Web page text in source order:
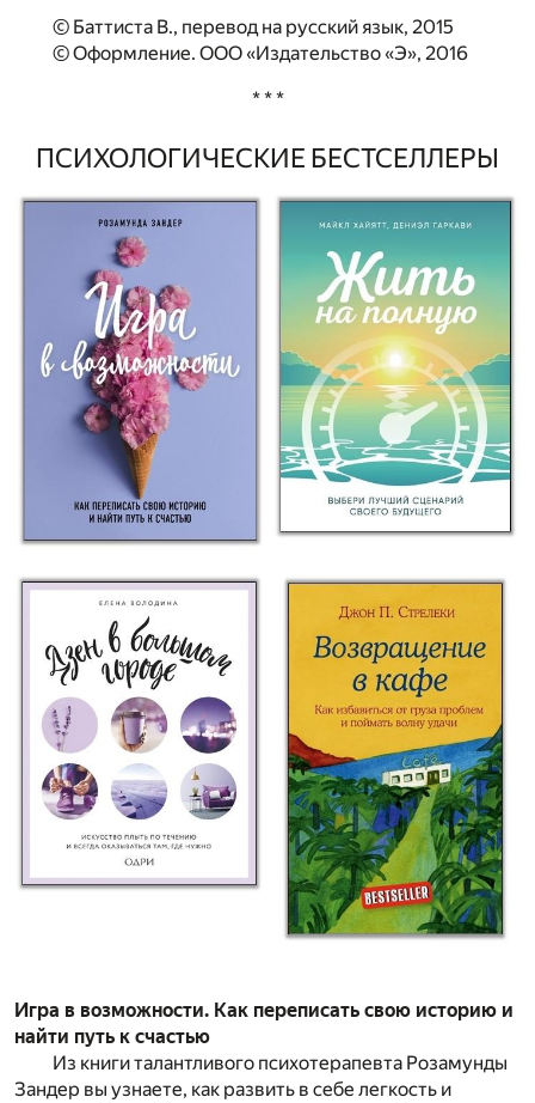
© Баттиста В., перевод на русский язык, 2015
© Оформление. ООО «Издательство «Э», 2016
* * *
ПСИХОЛОГИЧЕСКИЕ БЕСТСЕЛЛЕРЫ
Игра в возможности. Как переписать свою историю и
найти путь к счастью
Из книги талантливого психотерапевта Розамунды
Зандер вы узнаете, как развить в себе легкость и